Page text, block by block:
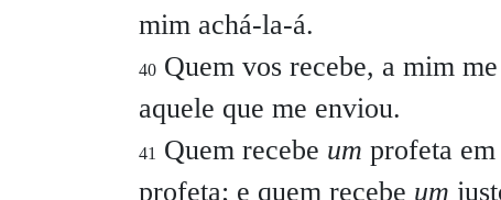
mim achá-la-á.
40 Quem vos recebe, a mim
aquele que me enviou.
41 Quem recebe um profeta
profeta; e quem recebe um